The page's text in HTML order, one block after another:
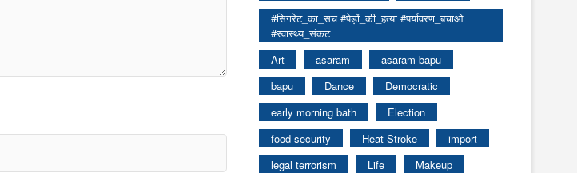
#सिगरेट_का_सच #पेड़ों_की_हत्या #पर्यावरण_बचाओ
#स्वास्थ्य_संकट
Art
asaram
asaram bapu
bapu
Dance
Democratic
early morning bath
Election
food security
Heat Stroke
import
legal terrorism
Life
Makeup